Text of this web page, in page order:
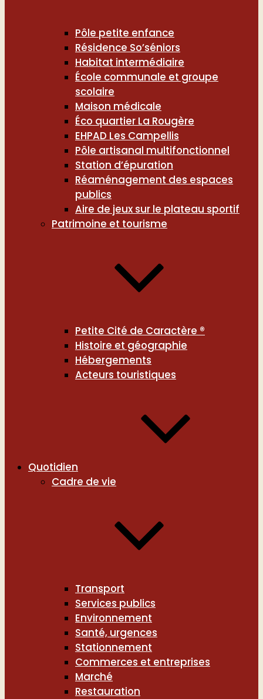
Pôle petite enfance
Résidence So’séniors
Habitat intermédiaire
École communale et groupe
scolaire
Maison médicale
Éco quartier La Rougère
EHPAD Les Campellis
Pôle artisanal multifonctionnel
Station d’épuration
Réaménagement des espaces
publics
Aire de jeux sur le plateau sportif
Patrimoine et tourisme
Petite Cité de Caractère ®
Histoire et géographie
Hébergements
Acteurs touristiques
Quotidien
Cadre de vie
Transport
Services publics
Environnement
Santé, urgences
Stationnement
Commerces et entreprises
Marché
Restauration